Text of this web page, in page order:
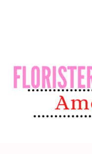
Enter)